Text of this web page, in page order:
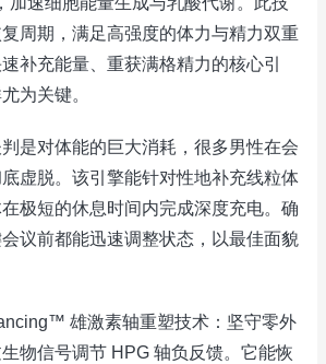
周期，满足高强度的体力与精力双重
补充能量、重获满格精力的核心引
为关键。
是对体能的巨大消耗，很多男性在会
虚脱。该引擎能针对性地补充线粒体
极短的休息时间内完成深度充电。确
议前都能迅速调整状态，以最佳面貌
雄激素轴重塑技术：坚守零外
物信号调节 HPG 轴负反馈。它能恢